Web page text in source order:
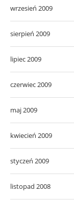
wrzesień 2009
sierpień 2009
lipiec 2009
czerwiec 2009
maj 2009
kwiecień 2009
styczeń 2009
listopad 2008